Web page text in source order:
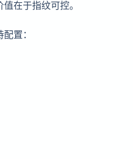
在于指纹可控。
置：